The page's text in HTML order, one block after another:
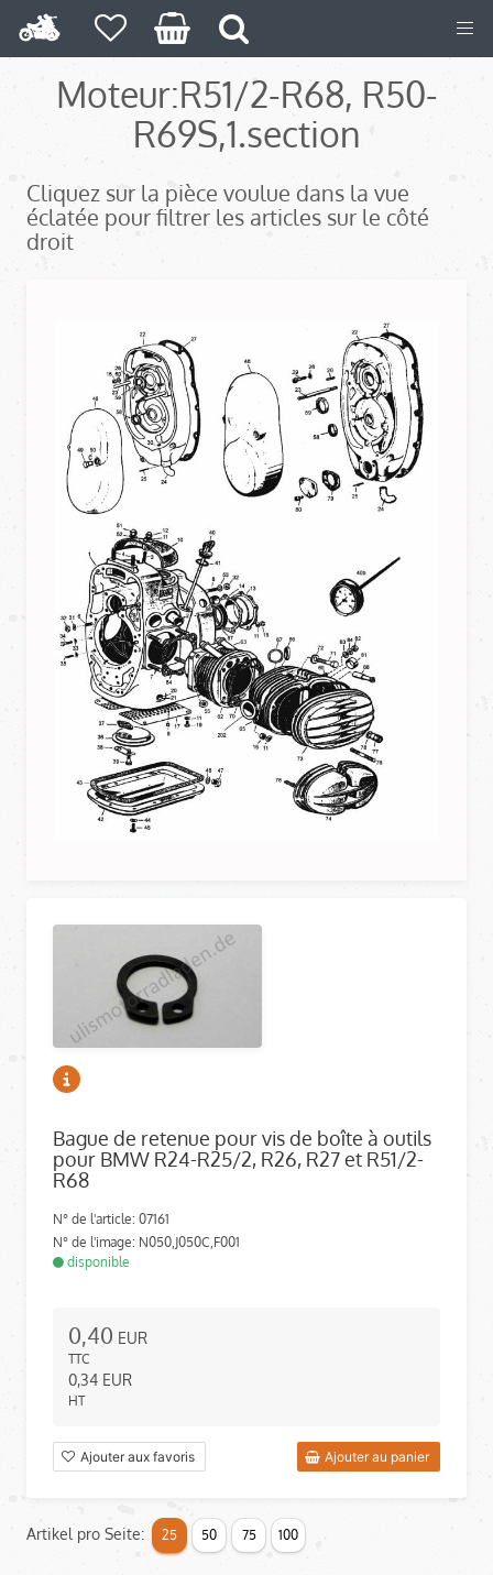
Moteur:R51/2-R68, R50-
R69S,1.section
Cliquez sur la pièce voulue dans la vue
éclatée pour filtrer les articles sur le côté
droit
Bague de retenue pour vis de boîte à outils
pour BMW R24-R25/2, R26, R27 et R51/2-
R68
N° de l'article: 07161
N° de l'image: N050,J050C,F001
disponible
0,40 EUR
TTC
0,34 EUR
HT
Ajouter aux favoris Ajouter au panier
Artikel pro Seite: 25 50 75 100